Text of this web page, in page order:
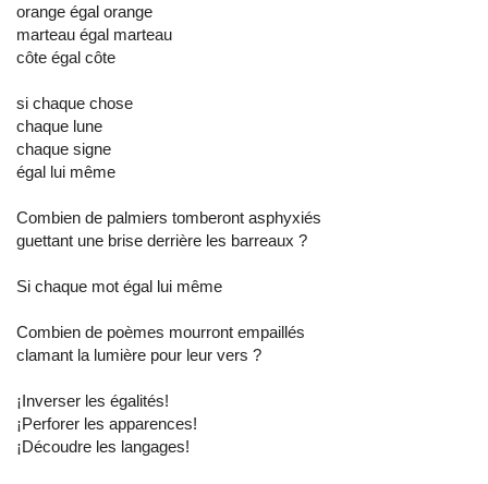
orange égal orange
marteau égal marteau
côte égal côte
si chaque chose
chaque lune
chaque signe
égal lui même
Combien de palmiers tomberont asphyxiés
guettant une brise derrière les barreaux ?
Si chaque mot égal lui même
Combien de poèmes mourront empaillés
clamant la lumière pour leur vers ?
¡Inverser les égalités!
¡Perforer les apparences!
¡Découdre les langages!